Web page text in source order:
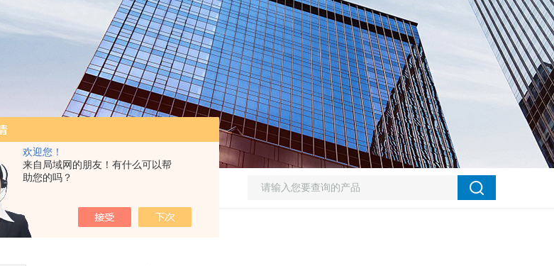
欢迎您！
来自局域网的朋友！有什么可以帮
助您的吗？
便携四氢噻吩测试仪